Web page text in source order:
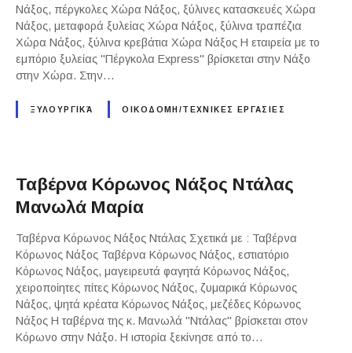
Νάξος, πέργκολες Χώρα Νάξος, ξύλινες κατασκευές Χώρα
Νάξος, μεταφορά ξυλείας Χώρα Νάξος, ξύλινα τραπέζια
Χώρα Νάξος, ξύλινα κρεβάτια Χώρα Νάξος Η εταιρεία με το
εμπόριο ξυλείας "Πέργκολα Express" βρίσκεται στην Νάξο
στην Χώρα. Στην…
ΞΥΛΟΥΡΓΙΚΆ ΟΙΚΟΔΟΜΗ/ΤΕΧΝΙΚΕΣ ΕΡΓΑΣΙΕΣ
Ταβέρνα Κόρωνος Νάξος Ντάλας
Μανωλά Μαρία
Ταβέρνα Κόρωνος Νάξος Ντάλας Σχετικά με : Ταβέρνα
Κόρωνος Νάξος Ταβέρνα Κόρωνος Νάξος, εστιατόριο
Κόρωνος Νάξος, μαγειρευτά φαγητά Κόρωνος Νάξος,
χειροποίητες πίτες Κόρωνος Νάξος, ζυμαρικά Κόρωνος
Νάξος, ψητά κρέατα Κόρωνος Νάξος, μεζέδες Κόρωνος
Νάξος Η ταβέρνα της κ. Μανωλά "Ντάλας" βρίσκεται στον
Κόρωνο στην Νάξο. Η ιστορία ξεκίνησε από το…